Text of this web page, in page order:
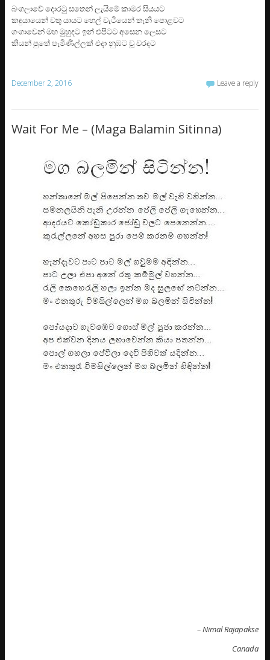
බංගලාවේ දොරටු සතෙන් ලැයිමේ කාමර සියයට
කඳුයායෙන් වතු යායට හෙල් වැටියෙන් තැනි පොළවට
ගංගාවෙන් මහ මුහුදට ඉන් එපිටට අසෙන ලෙසට
කියන් පුතේ පැමිණිල්ලක් එදා නුඹට වූ වරදට
December 2, 2016 Leave a reply
Wait For Me – (Maga Balamin Sitinna)
– Nimal Rajapakse
Canada